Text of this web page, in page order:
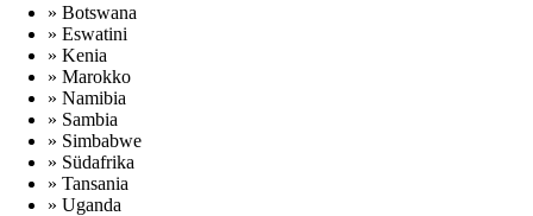
» Botswana
» Eswatini
» Kenia
» Marokko
» Namibia
» Sambia
» Simbabwe
» Südafrika
» Tansania
» Uganda